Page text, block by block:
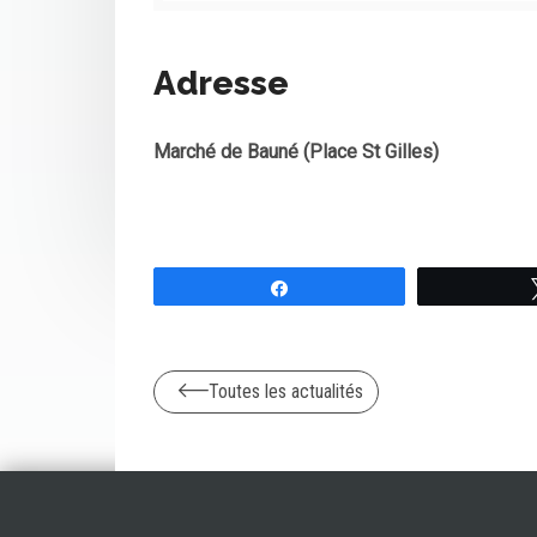
Adresse
Marché de Bauné (Place St Gilles)
Toutes les actualités